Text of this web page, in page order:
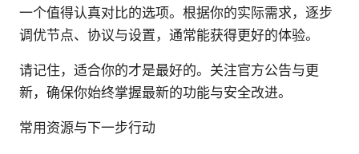
一个值得认真对比的选项。根据你的实际需求，逐步
调优节点、协议与设置，通常能获得更好的体验。
请记住，适合你的才是最好的。关注官方公告与更
新，确保你始终掌握最新的功能与安全改进。
常用资源与下一步行动